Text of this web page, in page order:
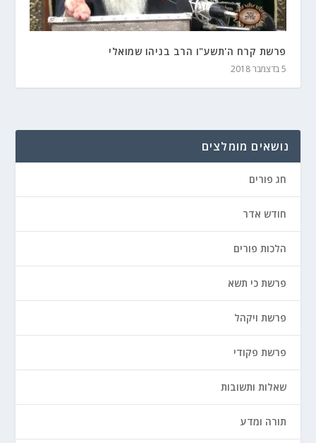
פרשת קרח ה'תשע"ו הרב בניהו שמואלי
5 בדצמבר 2018
נושאים מומלצים
חג פורים
חודש אדר
הלכות פורים
פרשת כי תשא
פרשת ויקהל
פרשת פקודי
שאלות ותשובות
תורה ומדע